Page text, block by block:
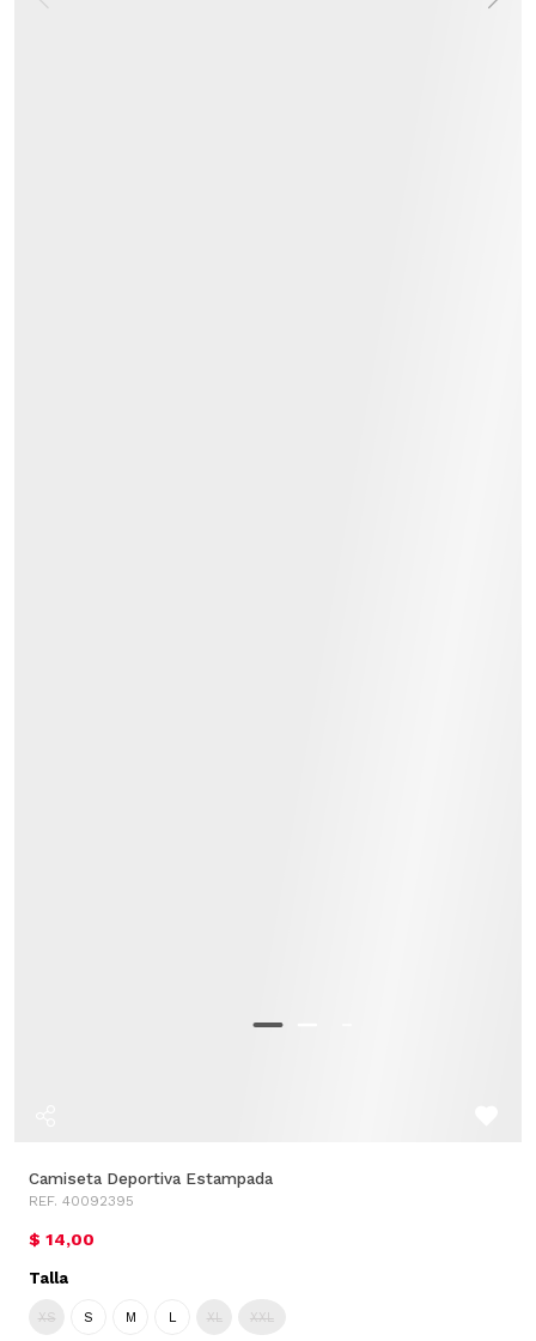
Camiseta Deportiva Estampada
REF. 40092395
$ 14,00
Talla
XS S M L XL XXL